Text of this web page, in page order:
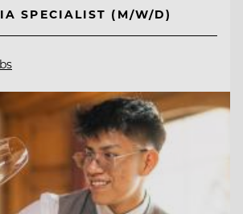
SPECIALIST (M/W/D)